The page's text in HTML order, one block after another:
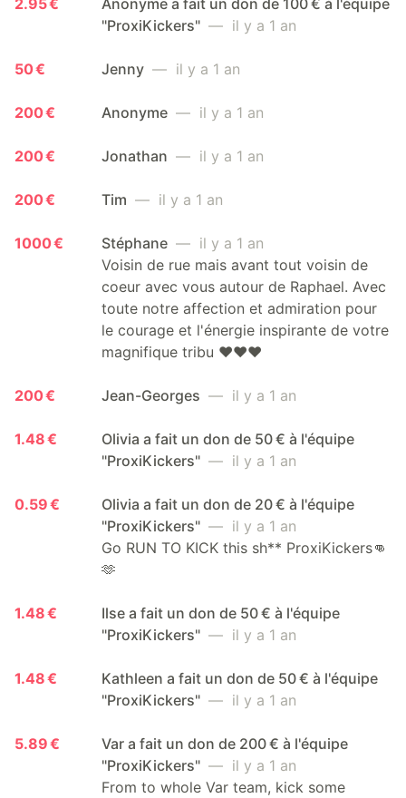
"ProxiKickers" — il y a 1 an
50 € Jenny — il y a 1 an
200 € Anonyme — il y a 1 an
200 € Jonathan — il y a 1 an
200 € Tim — il y a 1 an
1000 € Stéphane — il y a 1 an
Voisin de rue mais avant tout voisin de
coeur avec vous autour de Raphael. Avec
toute notre affection et admiration pour
le courage et l'énergie inspirante de votre
magnifique tribu ❤️❤️❤️
200 € Jean-Georges — il y a 1 an
1.48 €
Olivia a fait un don de 50 € à l'équipe
"ProxiKickers" — il y a 1 an
0.59 €
Olivia a fait un don de 20 € à l'équipe
"ProxiKickers" — il y a 1 an
Go RUN TO KICK this sh** ProxiKickers👊
🫶
1.48 €
Ilse a fait un don de 50 € à l'équipe
"ProxiKickers" — il y a 1 an
1.48 €
Kathleen a fait un don de 50 € à l'équipe
"ProxiKickers" — il y a 1 an
5.89 €
Var a fait un don de 200 € à l'équipe
"ProxiKickers" — il y a 1 an
From to whole Var team, kick some